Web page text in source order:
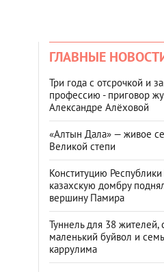
ГЛАВНЫЕ
Три года с отсрочкой и
профессию - приговор
Александре Алёховой
«Алтын Дала» — живое
Великой степи
Конституцию Республики
казахскую домбру
вершину Памира
Туннель для 38 жителей,
маленький буйвол и
каррулима